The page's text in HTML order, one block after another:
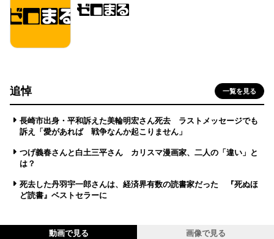
追悼 一覧を見る
長崎市出身・平和訴えた美輪明宏さん死去 ラストメッセージでも
訴え「愛があれば 戦争なんか起こりません」
つげ義春さんと白土三平さん カリスマ漫画家、二人の「違い」と
は？
死去した丹羽宇一郎さんは、経済界有数の読書家だった 『死ぬほ
ど読書』ベストセラーに
動画で見る 画像で見る